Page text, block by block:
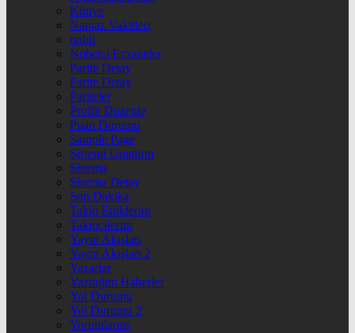
Künye
Namaz Vakitleri
nnbil
Nöbetçi Eczaneler
Parite Detay
Parite Detay
Pariteler
Profili Düzenle
Puan Durumu
Sample Page
Şifremi Unuttum
Sinema
Sinema Detay
Son Dakika
Takip Ettiklerim
Takipçilerim
Yayın Akışları
Yayın Akışları 2
Yazarlar
Yazdığım Haberler
Yol Durumu
Yol Durumu 2
Yorumlarım